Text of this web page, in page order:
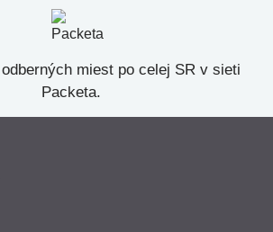
miest po celej SR v sieti
Packeta.